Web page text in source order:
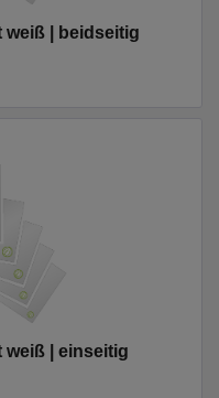
weiß | beidseitig
weiß | einseitig